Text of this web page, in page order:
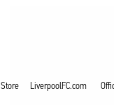
LiverpoolFC.com